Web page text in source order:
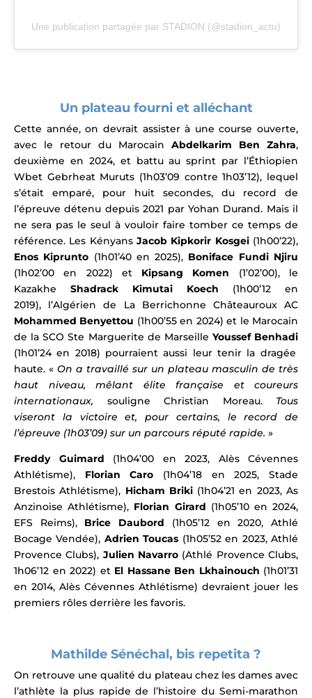
Une publication partagée par STADION (@stadion_actu)
Un plateau fourni et alléchant
Cette année, on devrait assister à une course ouverte,
avec le retour du Marocain Abdelkarim Ben Zahra,
deuxième en 2024, et battu au sprint par l’Éthiopien
Wbet Gebrheat Muruts (1h03’09 contre 1h03’12), lequel
s’était emparé, pour huit secondes, du record de
l’épreuve détenu depuis 2021 par Yohan Durand. Mais il
ne sera pas le seul à vouloir faire tomber ce temps de
référence. Les KényansJacob Kipkorir Kosgei(1h00’22),
Enos Kiprunto (1h01’40 en 2025), Boniface Fundi Njiru
(1h02’00 en 2022) et
Kipsang Komen (1’02’00), le
Kazakhe Shadrack Kimutai Koech (1h00’12 en
2019),
l’Algérien de La Berrichonne Châteauroux AC
Mohammed Benyettou (1h00’55 en 2024) et le Marocain
de la SCO Ste Marguerite de Marseille Youssef Benhadi
(1h01’24 en 2018) pourraient aussi leur tenir la dragée
haute. « On a travaillé sur un plateau masculin de très
haut niveau, mêlant élite française et coureurs
internationaux, souligne Christian Moreau. Tous
viseront la victoire et, pour certains, le record de
l’épreuve (1h03’09) sur un parcours réputé rapide. »
Freddy Guimard (1h04’00 en 2023, Alès Cévennes
Athlétisme), Florian Caro (1h04’18 en 2025, Stade
Brestois Athlétisme), Hicham Briki(1h04’21 en 2023, As
Anzinoise Athlétisme), Florian Girard (1h05’10 en 2024,
EFS Reims), Brice Daubord (1h05’12 en 2020, Athlé
Bocage Vendée), Adrien Toucas (1h05’52 en 2023, Athlé
Provence Clubs), Julien Navarro (Athlé Provence Clubs,
1h06’12 en 2022) et El Hassane Ben Lkhainouch (1h01’31
en 2014, Alès Cévennes Athlétisme) devraient jouer les
premiers rôles derrière les favoris.
Mathilde Sénéchal, bis repetita ?
On retrouve une qualité du plateau chez les dames avec
l’athlète la plus rapide de l’histoire du Semi-marathon